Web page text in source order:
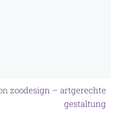
zoodesign – artgerechte
gestaltung